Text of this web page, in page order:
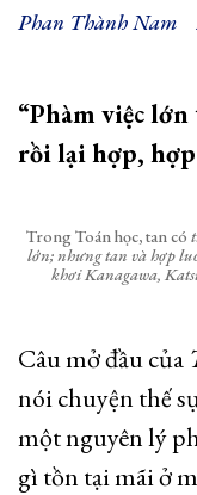
Phan Thành Nam
“Phàm việc
rồi lại hợp,
Trong Toán học, tan có
lớn; nhưng tan và hợp
khơi Kanagawa,
Câu mở đầu của
nói chuyện thế
một nguyên lý
gì tồn tại mãi ở